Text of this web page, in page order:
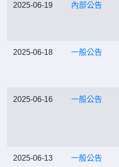
2025-06-19 內部公告
2025-06-18 一般公告
2025-06-16 一般公告
2025-06-13 一般公告